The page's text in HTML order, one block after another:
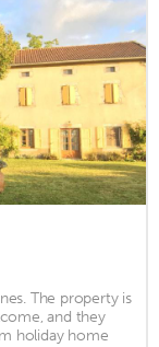
The property is
and they
holiday home